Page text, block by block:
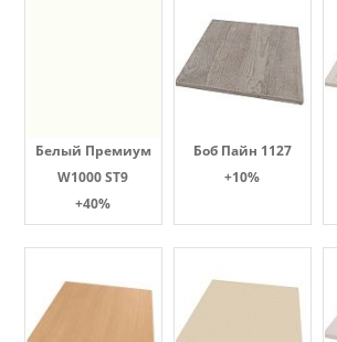
Белый Премиум
W1000 ST9
+40%
Боб Пайн 1127
+10%